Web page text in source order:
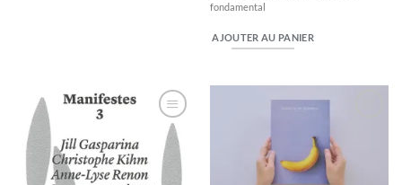
fondamental
AJOUTER AU PANIER
Ajouter
à la
wishlist